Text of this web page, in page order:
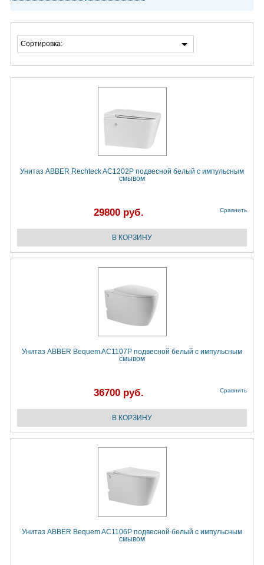
Сортировка:
Унитаз ABBER Rechteck AC1202P подвесной белый с импульсным
смывом
29800 руб. Сравнить
Унитаз ABBER Bequem AC1107P подвесной белый с импульсным
смывом
36700 руб. Сравнить
Унитаз ABBER Bequem AC1106P подвесной белый с импульсным
смывом